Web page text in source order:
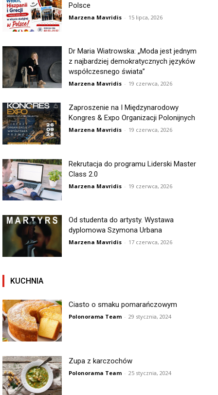
Polsce
Marzena Mavridis - 15 lipca, 2026
Dr Maria Wiatrowska: „Moda jest jednym
z najbardziej demokratycznych języków
współczesnego świata”
Marzena Mavridis - 19 czerwca, 2026
Zaproszenie na I Międzynarodowy
Kongres & Expo Organizacji Polonijnych
Marzena Mavridis - 19 czerwca, 2026
Rekrutacja do programu Liderski Master
Class 2.0
Marzena Mavridis - 19 czerwca, 2026
Od studenta do artysty. Wystawa
dyplomowa Szymona Urbana
Marzena Mavridis - 17 czerwca, 2026
KUCHNIA
Ciasto o smaku pomarańczowym
Polonorama Team - 29 stycznia, 2024
Zupa z karczochów
Polonorama Team - 25 stycznia, 2024